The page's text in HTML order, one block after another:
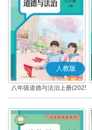
人教版
八年级道德与法治上册(2025
秋版)(部编版)